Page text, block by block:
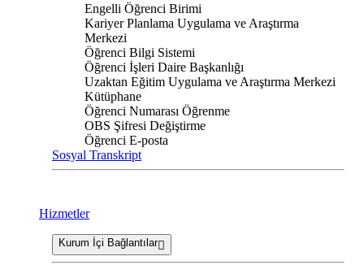
Engelli Öğrenci Birimi
Kariyer Planlama Uygulama ve Araştırma
Merkezi
Öğrenci Bilgi Sistemi
Öğrenci İşleri Daire Başkanlığı
Uzaktan Eğitim Uygulama ve Araştırma Merkezi
Kütüphane
Öğrenci Numarası Öğrenme
OBS Şifresi Değiştirme
Öğrenci E-posta
Sosyal Transkript
Hizmetler
Kurum İçi Bağlantılar